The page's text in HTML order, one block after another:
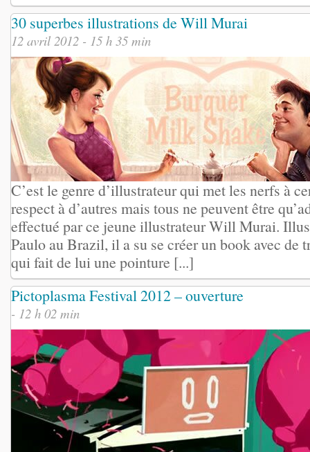
30 superbes illustrations de Will Murai
12 avril 2012 - 15 h 35 min
C’est le genre d’illustrateur qui met les nerfs à
respect à d’autres mais tous ne peuvent être
effectué par ce jeune illustrateur Will Murai.
Paulo au Brazil, il a su se créer un book avec de
qui fait de lui une pointure [...]
Pictoplasma Festival 2012 – ouverture
- 12 h 02 min